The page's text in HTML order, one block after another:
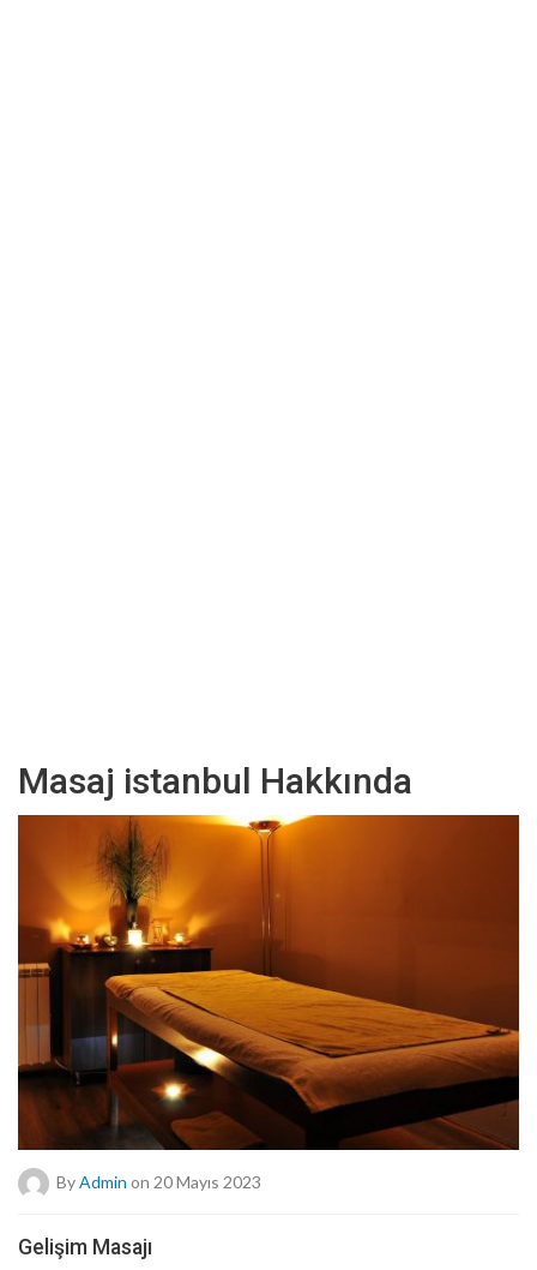
Masaj istanbul Hakkında
By Admin on 20 Mayıs 2023
Gelişim Masajı